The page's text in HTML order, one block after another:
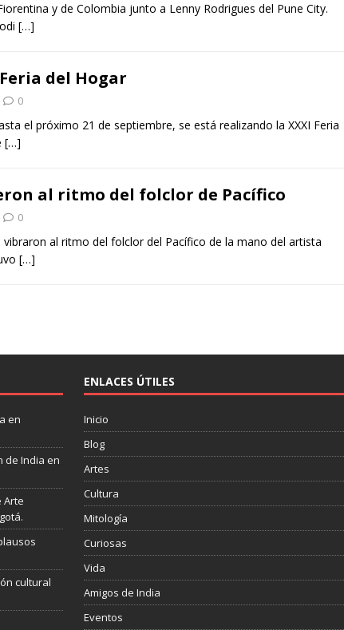
y de Colombia junto a Lenny Rodrigues del Pune City.
[…]
del Hogar
0
el próximo 21 de septiembre, se está realizando la XXXI Feria
[…]
al ritmo del folclor de Pacífico
0
al ritmo del folclor del Pacífico de la mano del artista
[…]
en
de India en
Arte
cultural
ENLACES ÚTILES
Inicio
Blog
Artes
Cultura
Mitología
Curiosas
Vida
Amigos de India
Eventos